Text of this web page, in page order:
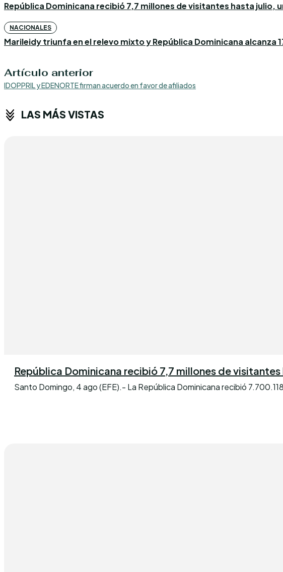
República Dominicana recibió 7,7 millones de visitantes hasta julio,
NACIONALES
Marileidy triunfa en el relevo mixto y República Dominicana alcanza
Artículo anterior
IDOPPRIL y EDENORTE firman acuerdo en favor de afiliados
LAS MÁS VISTAS
República Dominicana recibió 7,7 millones de
Santo Domingo, 4 ago (EFE).- La República Dominicana recibió